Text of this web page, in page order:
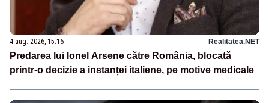
4 aug. 2026, 15:16 Realitatea.NET
Predarea lui Ionel Arsene către România, blocată
printr-o decizie a instanței italiene, pe motive medicale